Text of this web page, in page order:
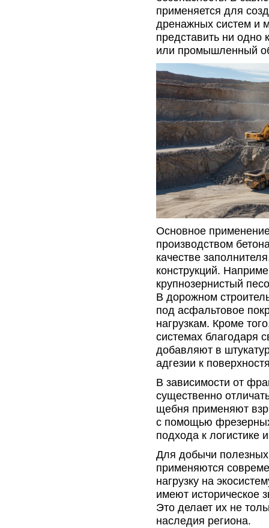
применяется для
дренажных систем и
представить ни одно
или промышленный
Основное
производством
качестве
конструкций.
крупнозернистый
В дорожном
под асфальтовое
нагрузкам. Кроме
системах благодаря
добавляют в
адгезии к
В зависимости от
существенно
щебня применяют
с помощью
подхода к логистике
Для добычи полезных
применяются
нагрузку на
имеют историческое
Это делает их не
наследия региона.